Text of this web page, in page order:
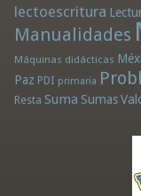
lectoescritura
Manualidades
Máquinas didácticas
Paz PDI primaria
Resta Suma Sumas